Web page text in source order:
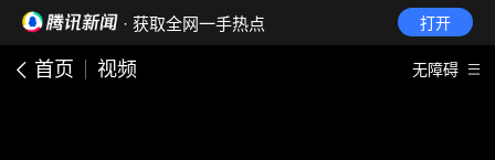
· 获取全网一手热点 打开
首页 视频 无障碍